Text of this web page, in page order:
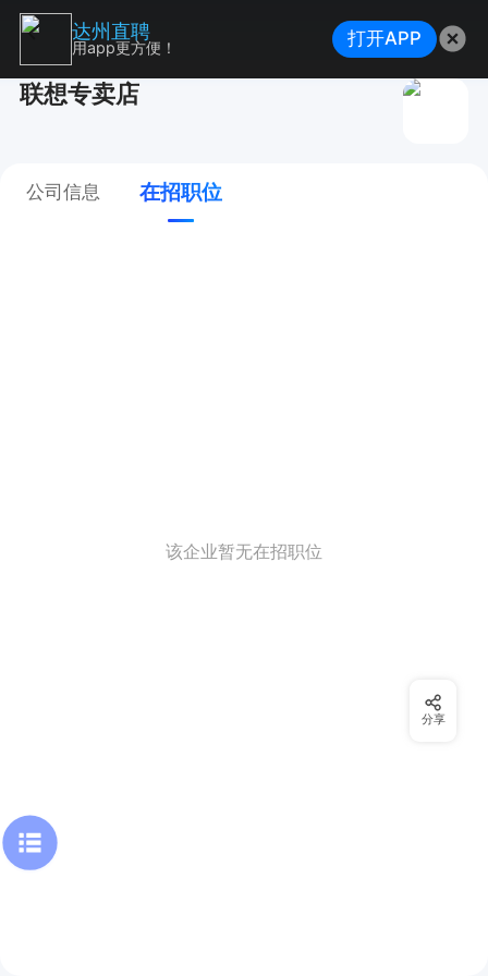
联想专卖店
公司信息 在招职位
该企业暂无在招职位
分享
达州直聘
用app更方便！ 打开APP